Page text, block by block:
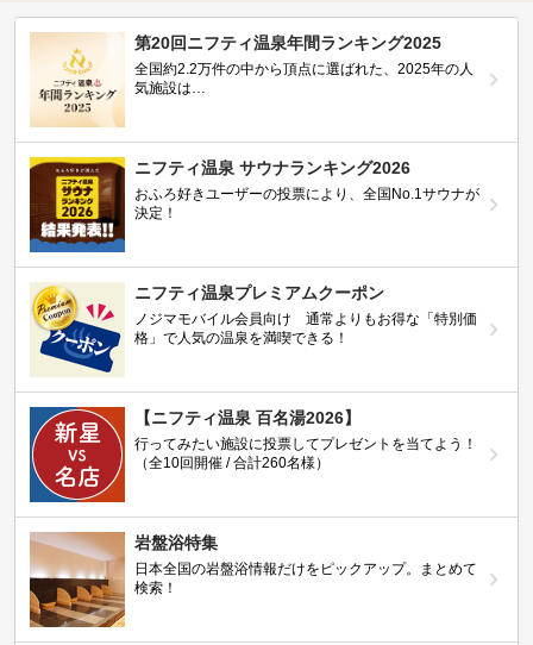
第20回ニフティ温泉年間ランキング2025
全国約2.2万件の中から頂点に選ばれた、2025年の人
気施設は…
ニフティ温泉 サウナランキング2026
おふろ好きユーザーの投票により、全国No.1サウナが
決定！
ニフティ温泉プレミアムクーポン
ノジマモバイル会員向け 通常よりもお得な「特別価
格」で人気の温泉を満喫できる！
【ニフティ温泉 百名湯2026】
行ってみたい施設に投票してプレゼントを当てよう！
（全10回開催 / 合計260名様）
岩盤浴特集
日本全国の岩盤浴情報だけをピックアップ。まとめて
検索！